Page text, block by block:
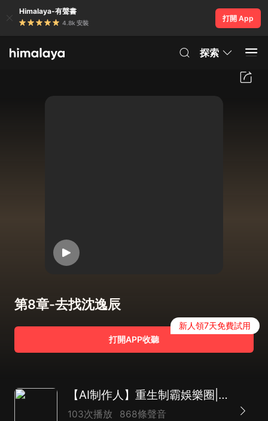
Himalaya-有聲書
4.8k 安裝
打開 App
探索
第8章-去找沈逸辰
打開APP收聽
新人領7天免費試用
【AI制作人】重生制霸娛樂圈|重生|女強（精品AI多播）
103次播放 868條聲音